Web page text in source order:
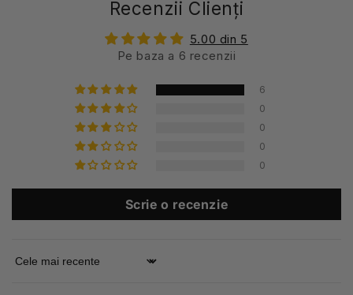
Recenzii Clienți
5.00 din 5
Pe baza a 6 recenzii
6
0
0
0
0
Scrie o recenzie
Sort by